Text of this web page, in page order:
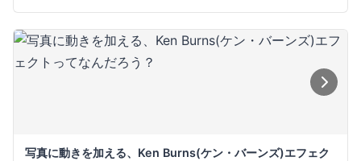
写真に動きを加える、Ken Burns(ケン・バーンズ)エフェク